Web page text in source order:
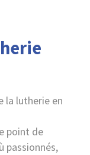
la lutherie en
point de
passionnés,